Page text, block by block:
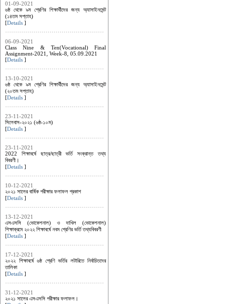
01-09-2021
৬ষ্ঠ থেকে ৯ম শ্রেণির শিক্ষার্থীদের জন্য অ্যাসাইনমেন্ট
(১৪তম সপ্তাহ)
[Details ]
06-09-2021
Class Nine & Ten(Vocational) Final
Assignment-2021, Week-8, 05.09.2021
[Details ]
13-10-2021
৬ষ্ঠ থেকে ৯ম শ্রেণির শিক্ষার্থীদের জন্য অ্যাসাইনমেন্ট
(২০তম সপ্তাহ)
[Details ]
23-11-2021
সিলেবাস-২০২১ (৬ষ্ঠ-১০ম)
[Details ]
23-11-2021
2022 শিক্ষাবর্ষে ছাত্র/ছাত্রী ভর্তি সংক্রান্ত তথ্য
বিবরণী।
[Details ]
10-12-2021
২০২১ সালের বার্ষিক পরীক্ষার ফলাফল প্রকাশ
[Details ]
13-12-2021
এসএসসি (ভোকেশনাল) ও দাখিল (ভোকেশনাল)
শিক্ষাক্রমে ২০২২ শিক্ষাবর্ষে নবম শ্রেণির ভর্তি তথ্যবিবরণী
[Details ]
17-12-2021
২০২২ শিক্ষাবর্ষে ৬ষ্ঠ শ্রেণি ভর্তির লটারিতে নির্বাচিতদের
তালিকা
[Details ]
31-12-2021
২০২১ সালের এসএসসি পরীক্ষার ফলাফল।